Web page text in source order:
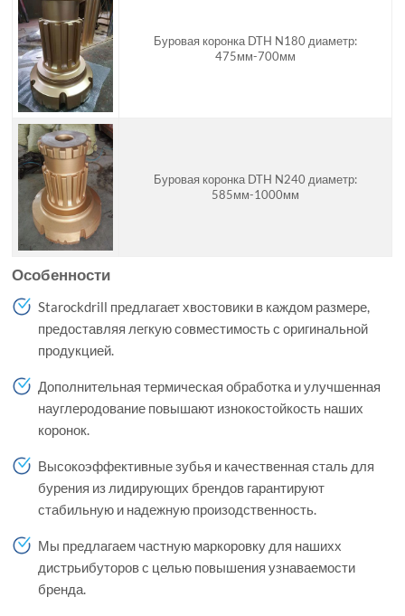
Буровая коронка DTH N180 диаметр:
475мм-700мм
Буровая коронка DTH N240 диаметр:
585мм-1000мм
Особенности
Starockdrill предлагает хвостовики в каждом размере,
предоставляя легкую совместимость с оригинальной
продукцией.
Дополнительная термическая обработка и улучшенная
науглеродование повышают изнокостойкость наших
коронок.
Высокоэффективные зубья и качественная сталь для
бурения из лидирующих брендов гарантируют
стабильную и надежную произодственность.
Мы предлагаем частную маркоровку для нашихх
дистрьибуторов с целью повышения узнаваемости
бренда.